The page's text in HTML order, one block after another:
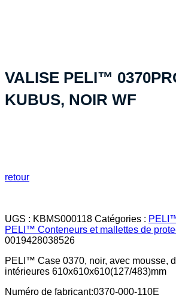
VALISE PELI™
KUBUS, NOIR WF
retour
UGS : KBMS000118 Catégories :
PELI™ Conteneurs et mallettes de
0019428038526
PELI™ Case 0370, noir, avec mousse,
intérieures 610x610x610(127/483)mm
Numéro de fabricant:0370-000-110E